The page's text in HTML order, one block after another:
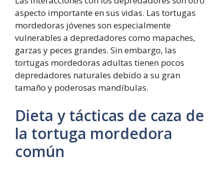
aspecto importante en sus vidas. Las tortugas
mordedoras jóvenes son especialmente
vulnerables a depredadores como mapaches,
garzas y peces grandes. Sin embargo, las
tortugas mordedoras adultas tienen pocos
depredadores naturales debido a su gran
tamaño y poderosas mandíbulas.
Dieta y tácticas de caza de
la tortuga mordedora
común